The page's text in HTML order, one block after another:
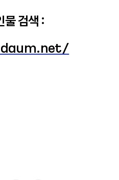
물 검색 :